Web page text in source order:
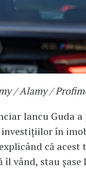
/ Alamy /
Iancu Guda
în
că
îl vând, stau